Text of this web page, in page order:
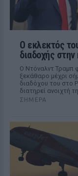
Ο εκλεκτός
διαδοχής στην
Ο Ντόναλντ Τραμπ
ξεκάθαρο μέχρι
διαδόχου του στο
διατηρεί ανοιχτή
ΣΉΜΕΡΑ